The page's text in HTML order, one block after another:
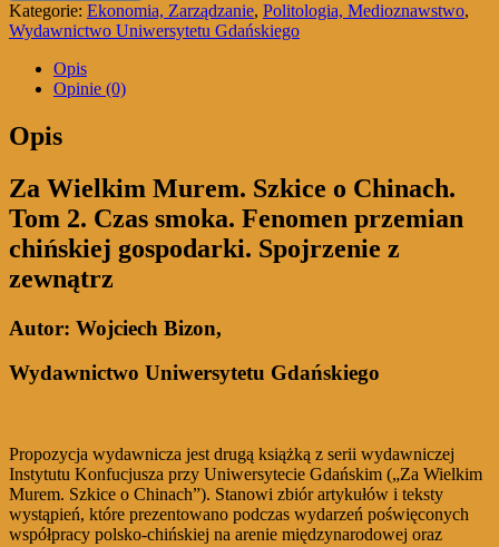
Fenomen
przemian
chińskiej
gospodarki
Spojrzenie
z
zewnątrz
Kategorie: Ekonomia, Zarządzanie, Politologia, Medioznawstwo,
Wydawnictwo Uniwersytetu Gdańskiego
Opis
Opinie (0)
Opis
Za Wielkim Murem. Szkice o Chinach.
Tom 2. Czas smoka. Fenomen przemian
chińskiej gospodarki. Spojrzenie z
zewnątrz
Autor: Wojciech Bizon,
Wydawnictwo Uniwersytetu Gdańskiego
Propozycja wydawnicza jest drugą książką z serii wydawniczej
Instytutu Konfucjusza przy Uniwersytecie Gdańskim („Za Wielkim
Murem. Szkice o Chinach”). Stanowi zbiór artykułów i teksty
wystąpień, które prezentowano podczas wydarzeń poświęconych
współpracy polsko-chińskiej na arenie międzynarodowej oraz